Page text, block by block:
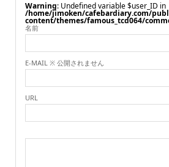
Warning : Undefined variable $user_ID in
/home/jimoken/cafebardiary.com/
content/themes/famous_tcd064/
名前
E-MAIL ※ 公開されません
URL